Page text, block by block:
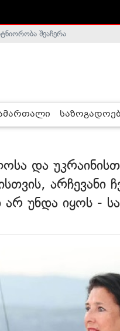
- ჰელსინკის კომისია
შეაჩერა
და
არჩევანი
უნდა იყოს -